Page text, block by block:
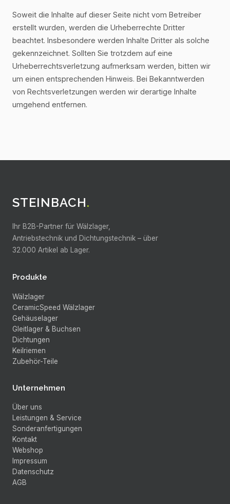
Soweit die Inhalte auf dieser Seite nicht vom Betreiber
erstellt wurden, werden die Urheberrechte Dritter
beachtet. Insbesondere werden Inhalte Dritter als solche
gekennzeichnet. Sollten Sie trotzdem auf eine
Urheberrechtsverletzung aufmerksam werden, bitten wir
um einen entsprechenden Hinweis. Bei Bekanntwerden
von Rechtsverletzungen werden wir derartige Inhalte
umgehend entfernen.
STEINBACH.
Ihr B2B-Partner für Wälzlager,
Antriebstechnik und Dichtungstechnik – über
32.000 Artikel ab Lager.
Produkte
Wälzlager
CeramicSpeed Wälzlager
Gehäuselager
Gleitlager & Buchsen
Dichtungen
Keilriemen
Zubehör-Teile
Unternehmen
Über uns
Leistungen & Service
Sonderanfertigungen
Kontakt
Webshop
Impressum
Datenschutz
AGB